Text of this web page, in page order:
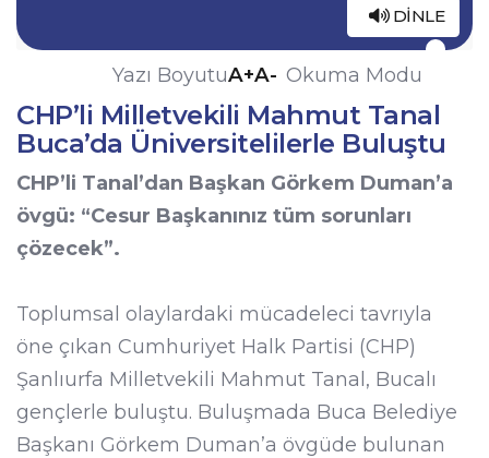
DINLE
Yazı BoyutuA+A- Okuma Modu
CHP’li Milletvekili Mahmut Tanal
Buca’da Üniversitelilerle Buluştu
CHP’li Tanal’dan Başkan Görkem Duman’a
övgü: “Cesur Başkanınız tüm sorunları
çözecek”.
Toplumsal olaylardaki mücadeleci tavrıyla
öne çıkan Cumhuriyet Halk Partisi (CHP)
Şanlıurfa Milletvekili Mahmut Tanal, Bucalı
gençlerle buluştu. Buluşmada Buca Belediye
Başkanı Görkem Duman’a övgüde bulunan